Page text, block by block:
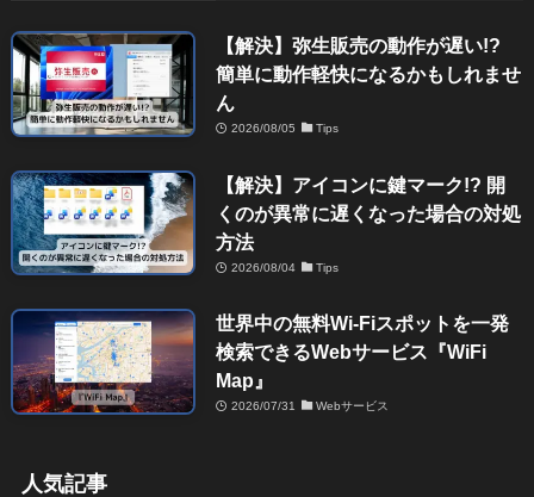
【解決】弥生販売の動作が遅い!?
簡単に動作軽快になるかもしれませ
ん
2026/08/05 Tips
【解決】アイコンに鍵マーク!? 開
くのが異常に遅くなった場合の対処
方法
2026/08/04 Tips
世界中の無料Wi-Fiスポットを一発
検索できるWebサービス『WiFi
Map』
2026/07/31 Webサービス
人気記事